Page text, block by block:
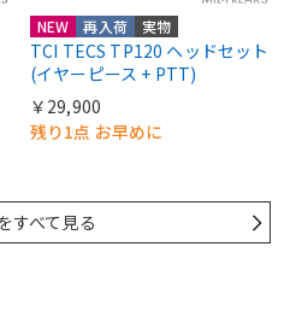
NEW 再入荷 実物
TCI TECS TP120 ヘッドセット
(イヤーピース + PTT)
￥29,900
残り1点 お早めに
すべて見る